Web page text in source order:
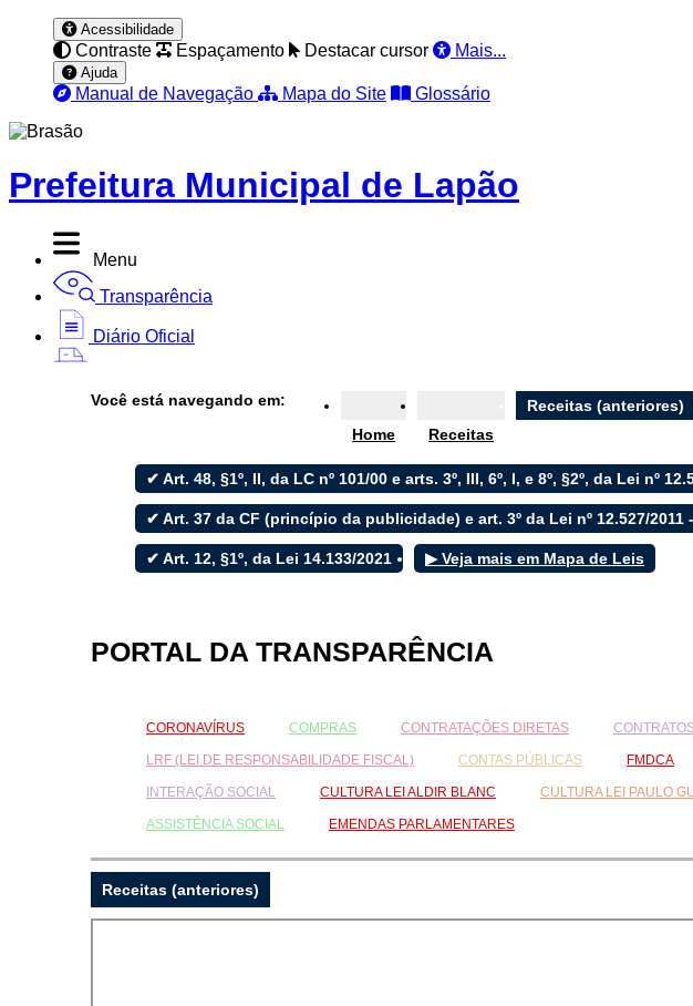
Acessibilidade
Contraste Espaçamento Destacar cursor Mais...
Ajuda
Manual de Navegação Mapa do Site Glossário
Prefeitura Municipal de Lapão
Menu
Transparência
Diário Oficial
Acesso à Informação
Cidadão
Secretarias
Transparência
Áudios
Fale conosco
Você está navegando em:
Home
Receitas
Receitas (anteriores)
✔ Art. 48, §1º, II, da LC nº 101/00 e arts. 3º, III, 6º, I, e 8º, §2º, da Lei nº
✔ Art. 37 da CF (princípio da publicidade) e art. 3º da Lei nº 12.527/2011
✔ Art. 12, §1º, da Lei 14.133/2021 ▶ Veja mais em Mapa de Leis
PORTAL DA TRANSPARÊNCIA
CORONAVÍRUS COMPRAS CONTRATAÇÕES DIRETAS
LRF (LEI DE RESPONSABILIDADE FISCAL) CONTAS PÚBLICAS FMDCA
INTERAÇÃO SOCIAL CULTURA LEI ALDIR BLANC CULTURA LEI PAULO
ASSISTÊNCIA SOCIAL EMENDAS PARLAMENTARES
Receitas (anteriores)